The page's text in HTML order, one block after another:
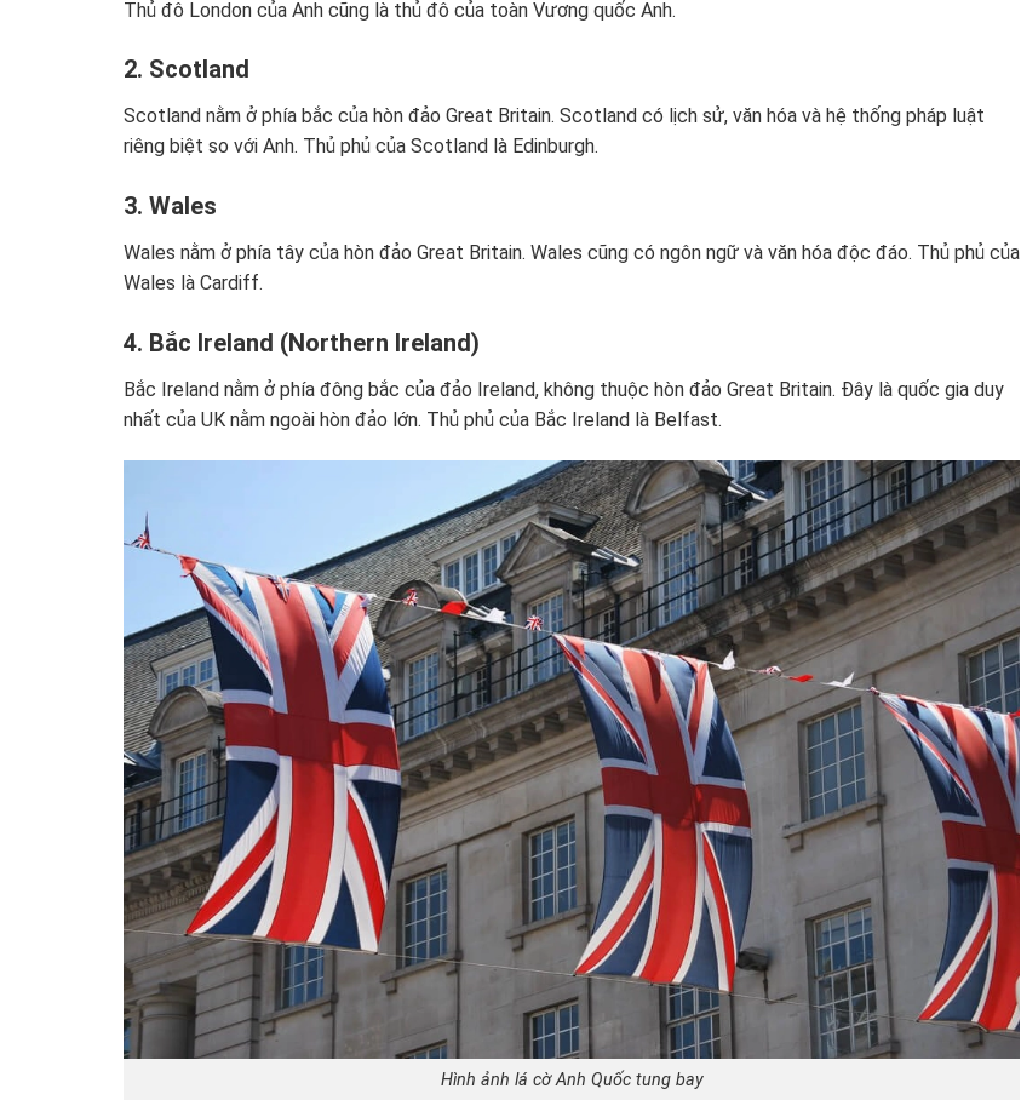
Thủ đô London của Anh cũng là thủ đô của toàn Vương quốc Anh.
2. Scotland
Scotland nằm ở phía bắc của hòn đảo Great Britain. Scotland có lịch sử, văn hóa và hệ thống pháp luật
riêng biệt so với Anh. Thủ phủ của Scotland là Edinburgh.
3. Wales
Wales nằm ở phía tây của hòn đảo Great Britain. Wales cũng có ngôn ngữ và văn hóa độc đáo. Thủ phủ của
Wales là Cardiff.
4. Bắc Ireland (Northern Ireland)
Bắc Ireland nằm ở phía đông bắc của đảo Ireland, không thuộc hòn đảo Great Britain. Đây là quốc gia duy
nhất của UK nằm ngoài hòn đảo lớn. Thủ phủ của Bắc Ireland là Belfast.
Hình ảnh lá cờ Anh Quốc tung bay